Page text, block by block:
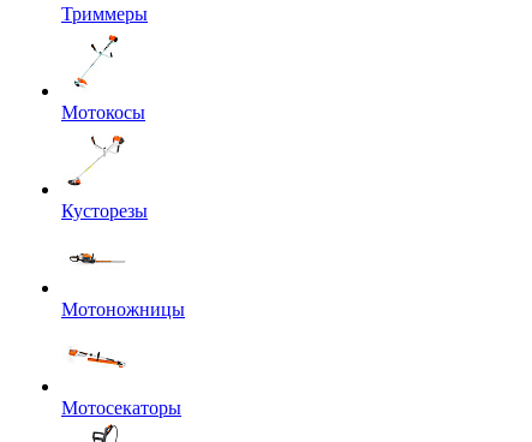
Триммеры
Мотокосы
Кусторезы
Мотоножницы
Мотосекаторы